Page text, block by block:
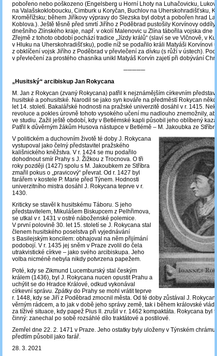
pobořeno nebo poškozeno (Engelsberg u Horní Lhoty na Luhačovicku,
na Valašskokloboucku, Cimburk u Koryčan, Buchlov na Uherskohradišťsku,
Kroměřížsku; během Jiříkovy výpravy do Slezska byl dobyt a pobořen hrad
Koblova.). Ještě těsně před smrtí Jiřího z Poděbrad pustošily Korvínovy oddíly
dnešního Zlínského kraje, např. v okolí Malenovic u Zlína tábořila vojska dne
Zřejmě z tohoto období pochází tradice „Jízdy králů“ (slaví se ve Vlčnově, v
v Hluku na Uherskohradišťsku), podle níž se podařilo králi Matyáši Korvínovi
z obklíčení vojsk Jiřího z Poděbrad v převlečení za dívku (s růží v ústech).
v převlečení za prostého chasníka unikl Matyáš Korvín zajetí při dobývání
─────
„Husitský“ arcibiskup Jan Rokycana
M. Jan z Rokycan (zvaný Rokycana) patřil k nejznámějším církevním
husitské a pohusitské. Narodil se jako syn kováře na předměstí Rokycan
let 14. století. Bakalářské hodnosti na pražské univerzitě dosáhl v r. 1415.
revoluce a pokles úrovně tohoto vysokého učení mu nadlouho znemožnily,
ve studiu. Zažil ještě období, kdy v Betlémské kapli působil jeho oblíbený
Patřil k důvěrným žákům Husova nástupce v Betlémě – M. Jakoubka ze
V politickém a duchovním životě té doby J. Rokycana
vystupoval jako čelný představitel pražského
kališnického kněžstva. V r. 1424 se mu podařilo
dohodnout smír Prahy s J. Žižkou z Trocnova. O tři
roky později (1427) spolu s M. Jakoubkem ze Stříbra
zmařil pokus o „pravicový“ převrat. Od r. 1427 byl
farářem v kostele P. Marie před Týnem. Hodnosti
univerzitního mistra dosáhl J. Rokycana teprve v r.
1430.
Kriticky se stavěl k husitskému Táboru. S jeho
představitelem, Mikulášem Biskupcem z Pelhřimova,
se utkal v r. 1431 v ostré náboženské polemice.
V první polovině 30. let 15. století se J. Rokycana stal
členem husitského poselstva při vyjednávání
s Basilejským koncilem: obhajoval na něm přijímání
podobojí. V r. 1435 jej sněm v Praze zvolil do čela
utrakvistické církve ‒ jako svého arcibiskupa. Jeho
volba nicméně nebyla nikdy potvrzena papežem.
Poté, kdy se Zikmund Lucemburský stal českým
králem (1436), byl J. Rokycana nucen opustit Prahu a
uchýlit se do Hradce Králové, odkud vykonával
církevní správu. Zpátky do Prahy se mohl vrátit teprve
r. 1448, kdy se Jiří z Poděbrad zmocnil města. Od té doby zůstával J.
věrným rádcem, a to jak v době jeho správy země, tak i během královské
za tíživé situace, kdy papež Pius II. zrušil v r. 1462 kompaktáta. Rokycana byl
činný: zanechal po sobě rozsáhlé dílo traktátové a postilové.
Zemřel dne 22. 2. 1471 v Praze. Jeho ostatky byly uloženy v Týnském
předtím působil jako farář.
28. 3. 2021